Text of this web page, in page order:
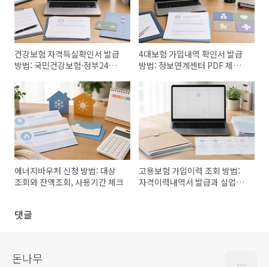
건강보험 자격득실확인서 발급
방법: 국민건강보험·정부24
4대보험 가입내역 확인서 발급
방법: 정보연계센터 PDF 제출
에너지바우처 신청 방법: 대상
조회와 잔액조회, 사용기간 체크
고용보험 가입이력 조회 방법:
자격이력내역서 발급과 실업급
댓글
돈나무